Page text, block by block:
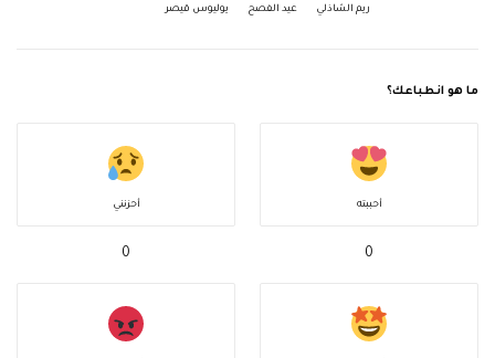
ريم الشاذلي
عيد الفصح يوليوس قيصر
ما هو انطباعك؟
أحببته
0
أحزنني
0